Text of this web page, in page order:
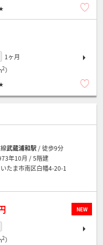
1ヶ月
2）
武蔵浦和駅 / 徒歩9分
年10月 / 5階建
たま市南区白幡4-20-1
NEW
2）